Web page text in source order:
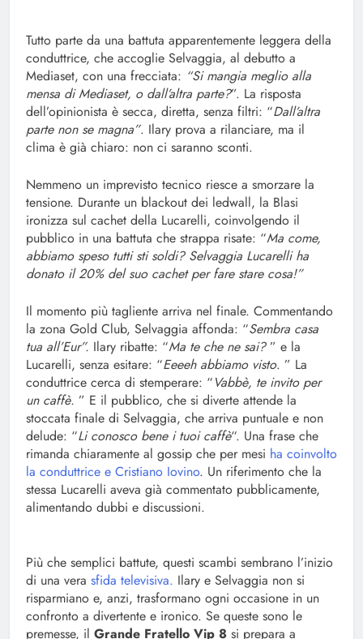
Tutto parte da una battuta apparentemente leggera della
conduttrice, che accoglie Selvaggia, al debutto a
Mediaset, con una frecciata: “Si mangia meglio alla
mensa di Mediaset, o dall’altra parte?”. La risposta
dell’opinionista è secca, diretta, senza filtri: “Dall’altra
parte non se magna”. Ilary prova a rilanciare, ma il
clima è già chiaro: non ci saranno sconti.
Nemmeno un imprevisto tecnico riesce a smorzare la
tensione. Durante un blackout dei ledwall, la Blasi
ironizza sul cachet della Lucarelli, coinvolgendo il
pubblico in una battuta che strappa risate: “Ma come,
abbiamo speso tutti sti soldi? Selvaggia Lucarelli ha
donato il 20% del suo cachet per fare stare cosa!”
Il momento più tagliente arriva nel finale. Commentando
la zona Gold Club, Selvaggia affonda: “Sembra casa
tua all’Eur”. Ilary ribatte: “Ma te che ne sai? ” e la
Lucarelli, senza esitare: “Eeeeh abbiamo visto. ” La
conduttrice cerca di stemperare: “Vabbè, te invito per
un caffè. ” E il pubblico, che si diverte attende la
stoccata finale di Selvaggia, che arriva puntuale e non
delude: “Li conosco bene i tuoi caffè“. Una frase che
rimanda chiaramente al gossip che per mesi ha coinvolto
la conduttrice e Cristiano Iovino. Un riferimento che la
stessa Lucarelli aveva già commentato pubblicamente,
alimentando dubbi e discussioni.
Più che semplici battute, questi scambi sembrano l’inizio
di una vera sfida televisiva. Ilary e Selvaggia non si
risparmiano e, anzi, trasformano ogni occasione in un
confronto a divertente e ironico. Se queste sono le
premesse, il Grande Fratello Vip 8 si prepara a